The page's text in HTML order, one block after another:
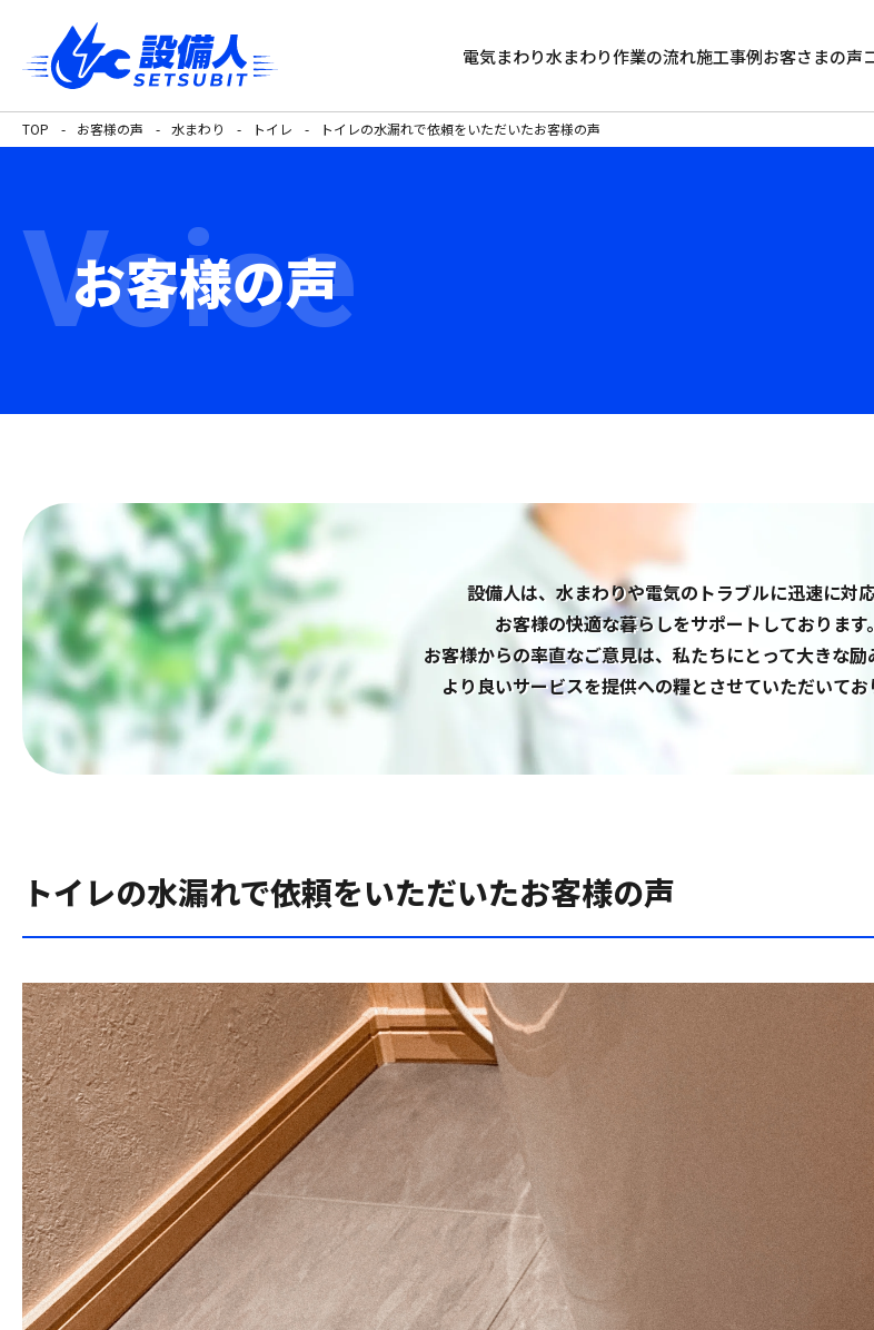
電気まわり水まわり作業の流れ施工事例お客さまの声
TOP お客様の声 水まわり トイレ トイレの水漏れで依頼をいただいたお客様の声
お客様の声
Voice
設備人は、水まわりや電気の トラブルに迅速に対応
お客様の快適な暮らしをサポートしております。
お客様からの率直なご意見は、 私たちにとって大きな励
より良いサービスを提供への糧とさせていただいてお
トイレの水漏れで依頼をいただいたお客様の声